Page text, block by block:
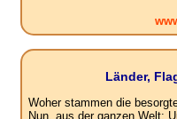
Länder,
Woher stammen die
Nun, aus der ganzen Welt: